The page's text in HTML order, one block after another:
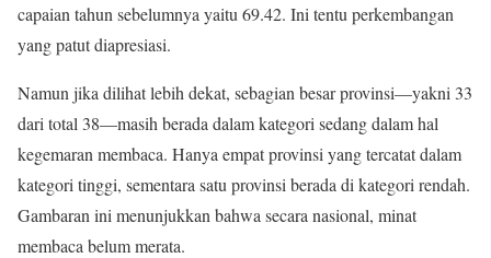
capaian tahun sebelumnya yaitu 69.42. Ini tentu perkembangan
yang patut diapresiasi.
Namun jika dilihat lebih dekat, sebagian besar provinsi—yakni 33
dari total 38—masih berada dalam kategori sedang dalam hal
kegemaran membaca. Hanya empat provinsi yang tercatat dalam
kategori tinggi, sementara satu provinsi berada di kategori rendah.
Gambaran ini menunjukkan bahwa secara nasional, minat
membaca belum merata.